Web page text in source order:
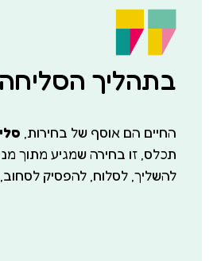
בתהליך
החיים הם אוסף של בחירות,
תכלס, זו בחירה שמגיע מתוך
להשליך, לסלוח, להפסיק